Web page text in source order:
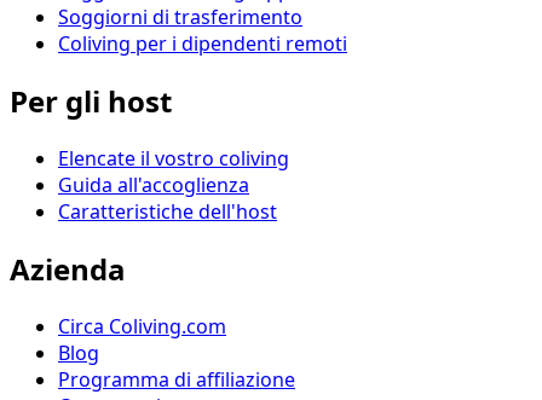
Soggiorni di trasferimento
Coliving per i dipendenti remoti
Per gli host
Elencate il vostro coliving
Guida all'accoglienza
Caratteristiche dell'host
Azienda
Circa Coliving.com
Blog
Programma di affiliazione